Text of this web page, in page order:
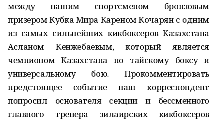
между нашим спортсменом бронзовым
призером Кубка Мира Кареном Кочарян с одним
из самых сильнейших кикбоксеров Казахстана
Асланом Кенжебаевым, который является
чемпионом Казахстана по тайскому боксу и
универсальному бою. Прокомментировать
предстоящее событие наш корреспондент
попросил основателя секции и бессменного
главного тренера зилаирских кикбоксеров